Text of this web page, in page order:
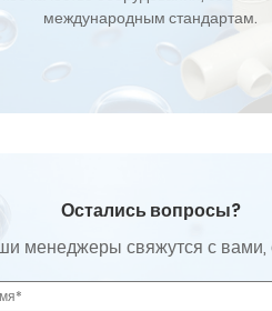
международным стандартам.
Остались вопросы?
менеджеры свяжутся с